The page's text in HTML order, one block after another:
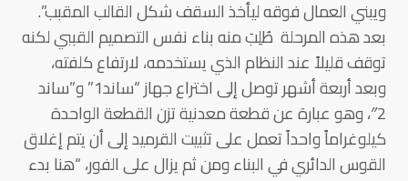
ويبني العمال فوقه ليأخذ السقف شكل القالب المقبب”.
بعد هذه المرحلة طُلِبَ منه بناء نفس التصميم القببي لكنه
توقف قليلاً عند النظام الذي يستخدمه، لارتفاع كلفته،
وبعد أربعة أشهر توصل إلى اختراع جهاز “ساند1” و”ساند
2″، وهو عبارة عن قطعة معدنية تزن القطعة الواحدة
كيلوغراماً واحداً تعمل على تثبيت القرميد إلى أن يتم إغلاق
القوس الدائري في البناء ومن ثم يزال على الفور، “هنا بدء